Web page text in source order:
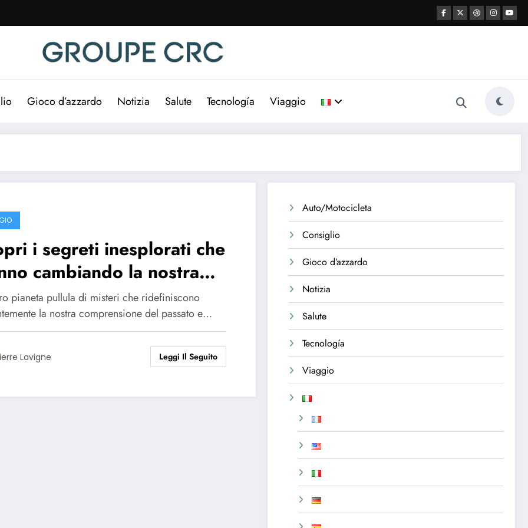
Gioco d’azzardo Notizia Salute Tecnología Viaggio
i segreti inesplorati che
cambiando la nostra
del mondo!
pianeta pullula di misteri che ridefiniscono
la nostra comprensione del passato e…
Lavigne Leggi Il Seguito
Auto/Motocicleta
Consiglio
Gioco d’azzardo
Notizia
Salute
Tecnología
Viaggio